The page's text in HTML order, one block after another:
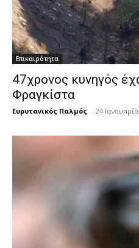
Επικαιρότητα
47χρονος κυνηγός
Φραγκίστα
Ευρυτανικός Παλμός - 24